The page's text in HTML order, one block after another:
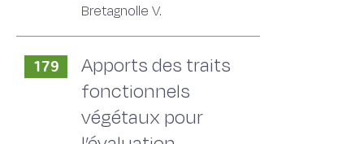
Bretagnolle V.
179
Apports des traits
fonctionnels
végétaux pour